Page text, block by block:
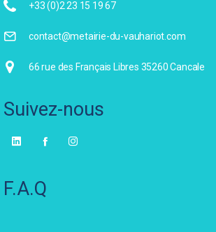
+33 (0)2 23 15 19 67
contact@metairie-du-vauhariot.com
66 rue des Français Libres 35260 Cancale
Suivez-nous
F.A.Q